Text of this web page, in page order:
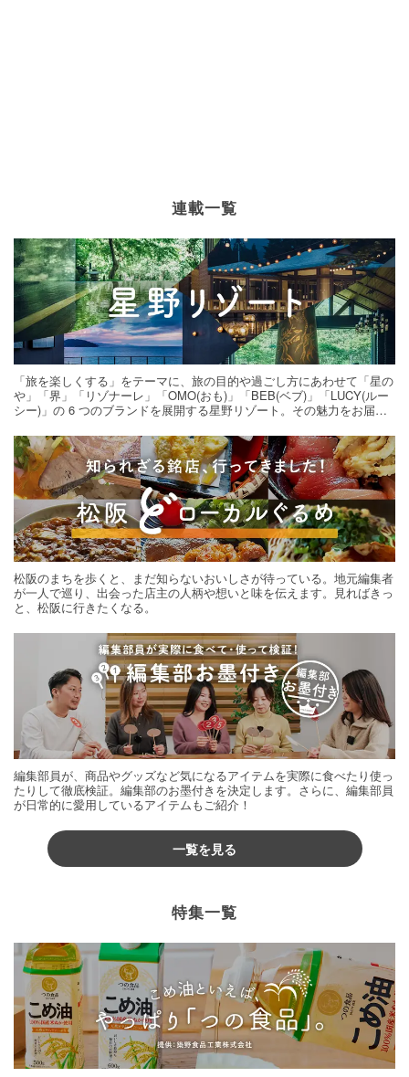
連載一覧
「旅を楽しくする」をテーマに、旅の目的や過ごし方にあわせて「星の
や」「界」「リゾナーレ」「OMO(おも)」「BEB(ベブ)」「LUCY(ルー
シー)」の 6 つのブランドを展開する星野リゾート。その魅力をお届け
松阪のまちを歩くと、まだ知らないおいしさが待っている。地元編集者
が一人で巡り、出会った店主の人柄や想いと味を伝えます。見ればきっ
と、松阪に行きたくなる。
編集部員が、商品やグッズなど気になるアイテムを実際に食べたり使っ
たりして徹底検証。編集部のお墨付きを決定します。さらに、編集部員
が日常的に愛用しているアイテムもご紹介！
一覧を見る
特集一覧